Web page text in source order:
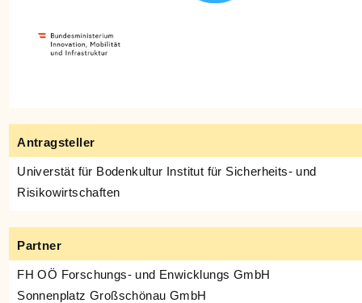
Antragsteller
Universtät für Bodenkultur Institut für Sicherheits- und
Risikowirtschaften
Partner
FH OÖ Forschungs- und Enwicklungs GmbH
Sonnenplatz Großschönau GmbH